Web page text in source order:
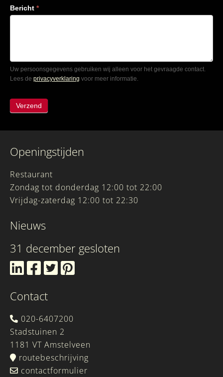
Bericht *
Uw persoonsgegevens gebruiken wij alleen voor het gevraagde contact.
Lees de privacyverklaring voor meer informatie.
Openingstijden
Restaurant
Zondag tot donderdag 12:00 tot 22:00
Vrijdag-zaterdag 12:00 tot 22:30
Nieuws
31 december gesloten
Contact
020-6407200
Stadstuinen 2
1181 VT Amstelveen
routebeschrijving
contactformulier